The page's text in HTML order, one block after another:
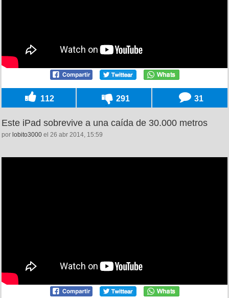
112 291 31
Este iPad sobrevive a una caída de 30.000 metros
por lobito3000 el 26 abr 2014, 15:59